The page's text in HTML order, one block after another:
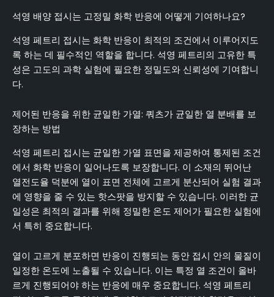
석영 배양 접시는 고정밀 화학 반응에 어떻게 기여하나요?
석영 페트리 접시는 화학 반응이 최적의 조건에서 이루어지도
록 하는 데 필수적인 역할을 합니다. 석영 페트리의 고유한 특
성은 고도의 과학 실험에 필요한 정밀도와 신뢰성에 기여합니
다.
제어된 반응을 위한 균일한 가열: 쿼츠가 균일한 열 분배를 보
장하는 방법
석영 페트리 접시는 균일한 가열 표면을 제공하여 통제된 조건
에서 화학 반응이 일어나도록 보장합니다. 이 소재의 뛰어난
열전도율 덕분에 열이 표면 전체에 고르게 분산되어 실험 결과
에 영향을 줄 수 있는 핫스팟을 방지할 수 있습니다. 이러한 균
일성은 최적의 결과를 위해 정밀한 온도 제어가 필요한 실험에
서 특히 중요합니다.
열이 고르게 분포하면 반응이 진행되는 동안 접시 안의 물질이
일정한 온도에 노출될 수 있습니다. 이는 특정 열 조건이 올바
르게 진행되어야 하는 반응에 매우 중요합니다. 석영 페트리